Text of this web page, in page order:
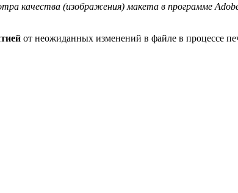
качества (изображения) макета в программе
от неожиданных изменений в файле в процессе